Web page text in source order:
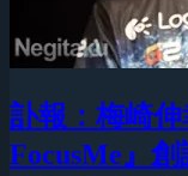
訃報：梅崎
FocusMe』